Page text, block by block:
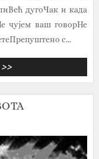
дугоЧак и када
чујем ваш говорНе
с...